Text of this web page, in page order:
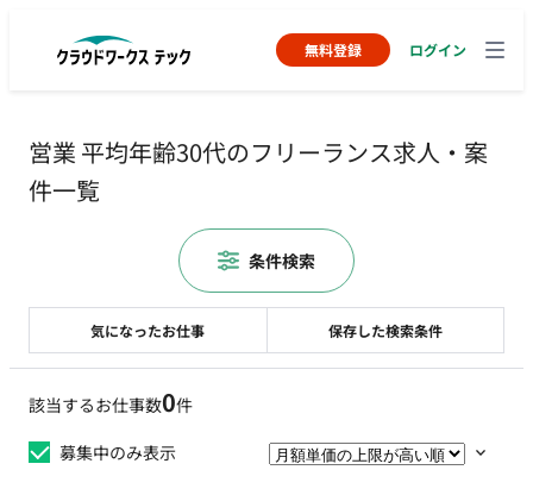
無料登録 ログイン
営業 平均年齢30代のフリーランス求人・案
件一覧
該当するお仕事数0件
募集中のみ表示
気になったお仕事 保存した検索条件
条件検索